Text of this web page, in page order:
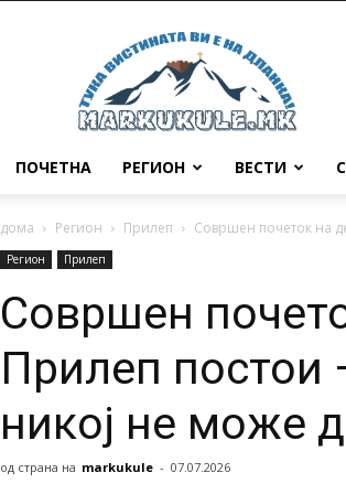
Маркукуле
ПОЧЕТНА РЕГИОН ВЕСТИ
дома Регион Прилеп Совршен почеток на
Регион Прилеп
Совршен
Прилеп постои
никој не може
од страна на markukule - 07.07.2026